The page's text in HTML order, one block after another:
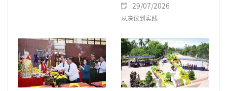
29/07/2026
从决议到实践